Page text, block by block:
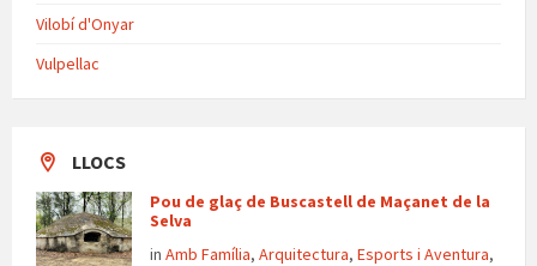
Vilobí d'Onyar
Vulpellac
LLOCS
Pou de glaç de Buscastell de Maçanet de la
Selva
in Amb Família, Arquitectura, Esports i Aventura,